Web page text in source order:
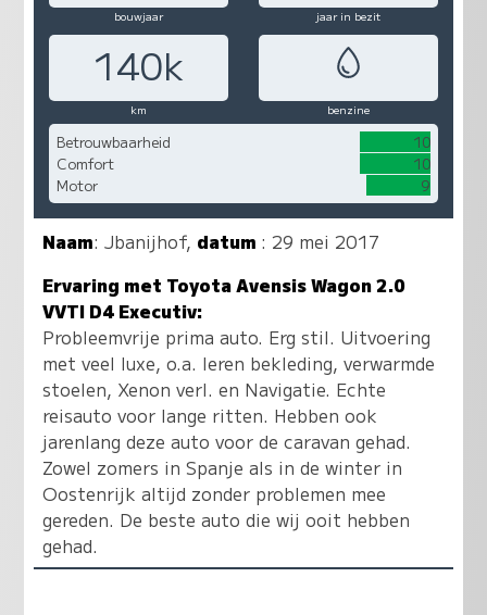
bouwjaar jaar in bezit
140k
km benzine
Betrouwbaarheid
10
Comfort
10
Motor
9
Naam:Jbanijhof, datum : 29 mei 2017
Ervaring met Toyota Avensis Wagon 2.0
VVTI D4 Executiv:
Probleemvrije prima auto. Erg stil. Uitvoering
met veel luxe, o.a. leren bekleding, verwarmde
stoelen, Xenon verl. en Navigatie. Echte
reisauto voor lange ritten. Hebben ook
jarenlang deze auto voor de caravan gehad.
Zowel zomers in Spanje als in de winter in
Oostenrijk altijd zonder problemen mee
gereden. De beste auto die wij ooit hebben
gehad.